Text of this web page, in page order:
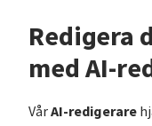
Redigera
med AI-
VårAI-redigerare